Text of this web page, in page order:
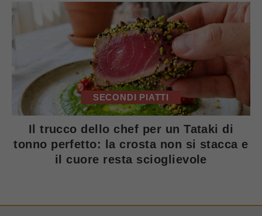
SECONDI PIATTI
Il trucco dello chef per un Tataki di
tonno perfetto: la crosta non si stacca e
il cuore resta scioglievole